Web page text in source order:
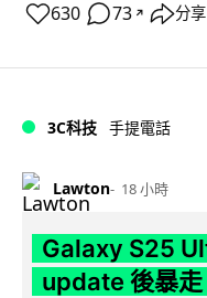
630 73 ↗ 分享
3C科技 手提電話
Lawton 18 小時
Galaxy S25
update 後暴走